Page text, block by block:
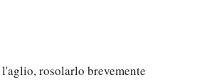
rosolarlo brevemente